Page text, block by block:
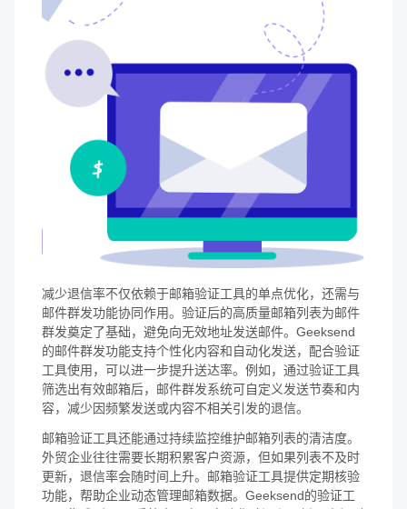
减少退信率不仅依赖于邮箱验证工具的单点优化，还需与
邮件群发功能协同作用。验证后的高质量邮箱列表为邮件
群发奠定了基础，避免向无效地址发送邮件。Geeksend
的邮件群发功能支持个性化内容和自动化发送，配合验证
工具使用，可以进一步提升送达率。例如，通过验证工具
筛选出有效邮箱后，邮件群发系统可自定义发送节奏和内
容，减少因频繁发送或内容不相关引发的退信。
邮箱验证工具还能通过持续监控维护邮箱列表的清洁度。
外贸企业往往需要长期积累客户资源，但如果列表不及时
更新，退信率会随时间上升。邮箱验证工具提供定期核验
功能，帮助企业动态管理邮箱数据。Geeksend的验证工